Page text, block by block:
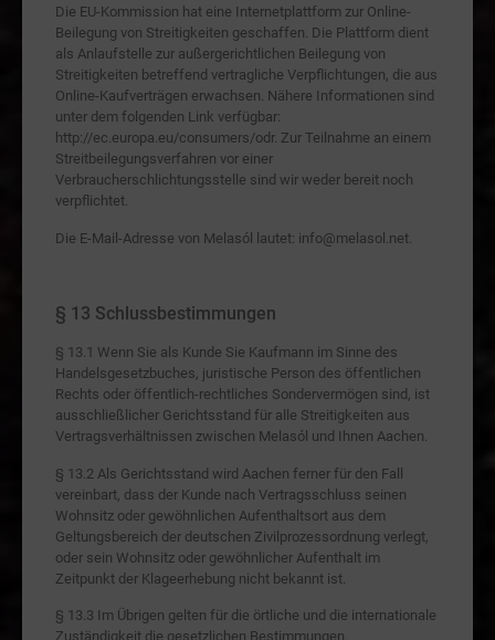
Die EU-Kommission hat eine Internetplattform zur Online-
Beilegung von Streitigkeiten geschaffen. Die Plattform dient
als Anlaufstelle zur außergerichtlichen Beilegung von
Streitigkeiten betreffend vertragliche Verpflichtungen, die aus
Online-Kaufverträgen erwachsen. Nähere Informationen sind
unter dem folgenden Link verfügbar:
http://ec.europa.eu/consumers/odr. Zur Teilnahme an einem
Streitbeilegungsverfahren vor einer
Verbraucherschlichtungsstelle sind wir weder bereit noch
verpflichtet.
Die E-Mail-Adresse von Melasól lautet: info@melasol.net.
§ 13 Schlussbestimmungen
§ 13.1 Wenn Sie als Kunde Sie Kaufmann im Sinne des
Handelsgesetzbuches, juristische Person des öffentlichen
Rechts oder öffentlich-rechtliches Sondervermögen sind, ist
ausschließlicher Gerichtsstand für alle Streitigkeiten aus
Vertragsverhältnissen zwischen Melasól und Ihnen Aachen.
§ 13.2 Als Gerichtsstand wird Aachen ferner für den Fall
vereinbart, dass der Kunde nach Vertragsschluss seinen
Wohnsitz oder gewöhnlichen Aufenthaltsort aus dem
Geltungsbereich der deutschen Zivilprozessordnung verlegt,
oder sein Wohnsitz oder gewöhnlicher Aufenthalt im
Zeitpunkt der Klageerhebung nicht bekannt ist.
§ 13.3 Im Übrigen gelten für die örtliche und die internationale
Zuständigkeit die gesetzlichen Bestimmungen.